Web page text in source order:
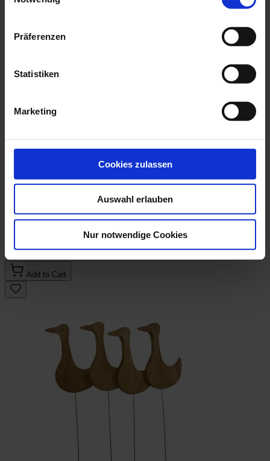
Präferenzen
Statistiken
Marketing
Cookies zulassen
Auswahl erlauben
Nur notwendige Cookies
Podest WIESE wurde hergestellt von der FAIRtigung Holz
€179.00
Add to Cart